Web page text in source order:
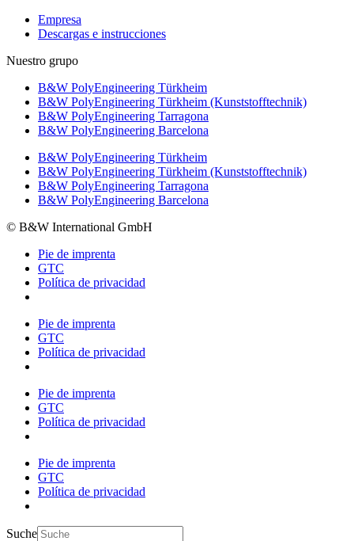
Empresa
Descargas e instrucciones
Nuestro grupo
B&W PolyEngineering Türkheim
B&W PolyEngineering Türkheim (Kunststofftechnik)
B&W PolyEngineering Tarragona
B&W PolyEngineering Barcelona
B&W PolyEngineering Türkheim
B&W PolyEngineering Türkheim (Kunststofftechnik)
B&W PolyEngineering Tarragona
B&W PolyEngineering Barcelona
© B&W International GmbH
Pie de imprenta
GTC
Política de privacidad
Pie de imprenta
GTC
Política de privacidad
Pie de imprenta
GTC
Política de privacidad
Pie de imprenta
GTC
Política de privacidad
Suche